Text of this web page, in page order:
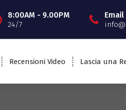
8:00AM - 9.00PM
24/7
Email
Recensioni Video Lascia una